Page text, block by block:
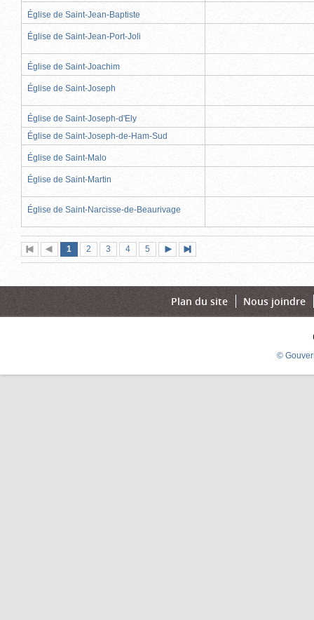
Église de Saint-Jean-Baptiste
Église de Saint-Jean-Port-Joli
Église de Saint-Joachim
Église de Saint-Joseph
Église de Saint-Joseph-d'Ely
Église de Saint-Joseph-de-Ham-Sud
Église de Saint-Malo
Église de Saint-Martin
Église de Saint-Narcisse-de-Beaurivage
Première
page
Page
précédente
Page
1 (page
actuelle)
Page
2 Page
3 Page
4 Page
5
suivante
page
Plan du site Nous joindre
©